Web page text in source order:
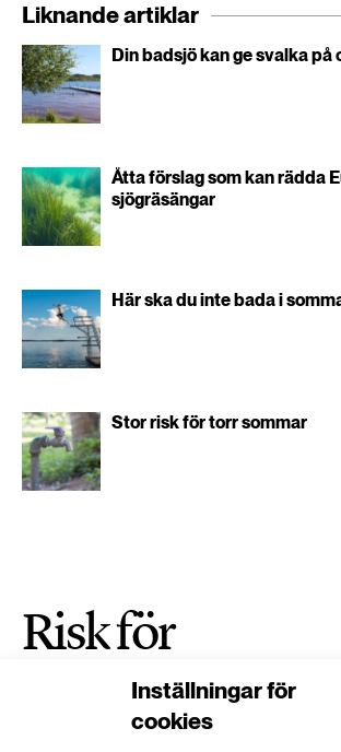
Inställningar för
cookies
Liknande artiklar
Din badsjö kan ge svalka
Åtta förslag som kan rädda
sjögräsängar
Här ska du inte bada i
Stor risk för torr sommar
Risk för
vattenkonflikter